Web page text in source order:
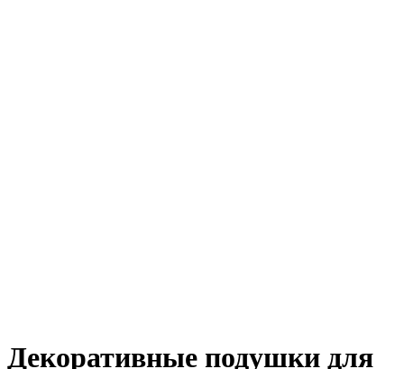
Декоративные подушки для